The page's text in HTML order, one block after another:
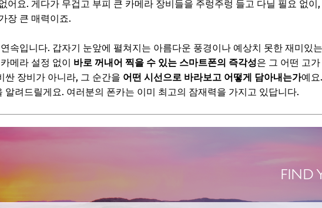
한 렌즈는 기본 중 기본!
기능 켜기: 빛과 그림자의 조화
뜨는 꿀정보! 놓치지 마세요
코드 WRVE6
을 활용한 실루엣 아트
과 배경의 조화: 시선을 끄는 프레임 인 프레임
어요. 게다가 무겁고 부피 큰 카메라 장비들을 주렁주렁 들고 다닐 필요 없이,
장 큰 매력이죠.
속입니다. 갑자기 눈앞에 펼쳐지는 아름다운 풍경이나 예상치 못한 재미있
메라 설정 없이 바로 꺼내어 찍을 수 있는 스마트폰의 즉각성은 그 어떤 고
싼 장비가 아니라, 그 순간을 어떤 시선으로 바라보고 어떻게 담아내는가예
알려드릴게요. 여러분의 폰카는 이미 최고의 잠재력을 가지고 있답니다.